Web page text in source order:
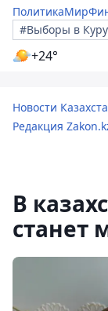
ПолитикаМир
#Выборы в
+24°
Новости
Редакция
В
станет